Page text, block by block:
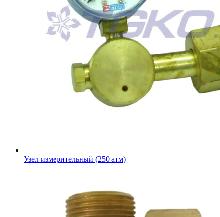
Узел измерительный (250 атм)